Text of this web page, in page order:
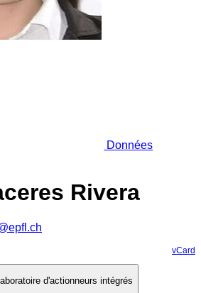
Données
Rivera
vCard
d'actionneurs intégrés